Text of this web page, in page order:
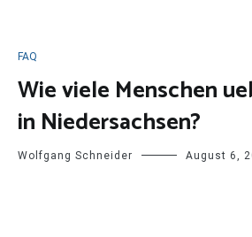
FAQ
Wie viele Menschen
in Niedersachsen?
Wolfgang Schneider August 6,